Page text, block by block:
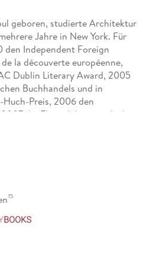
geboren, studierte Architektur
Jahre in New York. Für
den Independent Foreign
la découverte européenne,
Dublin Literary Award, 2005
Buchhandels und in
Huch-Preis, 2006 den
die Ehrendoktorwürde der
15